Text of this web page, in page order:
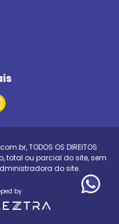
, TODOS OS DIREITOS
total ou parcial do site, sem
do site.
by